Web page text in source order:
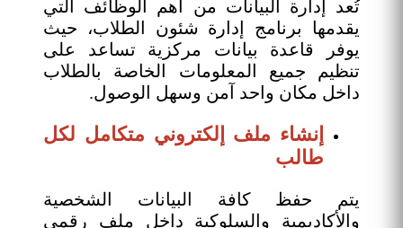
تُعد إدارة البيانات من أهم الوظائف التي
يقدمها برنامج إدارة شئون الطلاب، حيث
يوفر قاعدة بيانات مركزية تساعد على
تنظيم جميع المعلومات الخاصة بالطلاب
داخل مكان واحد آمن وسهل الوصول.
إنشاء ملف إلكتروني متكامل لكل
طالب
يتم حفظ كافة البيانات الشخصية
والأكاديمية والسلوكية داخل ملف رقمي